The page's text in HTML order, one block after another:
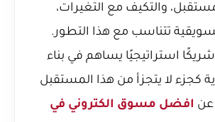
والتكيف مع التغيرات،
تتناسب مع هذا التطور.
استراتيجيًا يساهم في بناء
كجزء لا يتجزأ من هذا المستقبل
عن افضل مسوق الكتروني في